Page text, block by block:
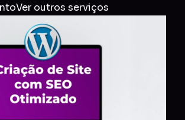
Ver outros serviços